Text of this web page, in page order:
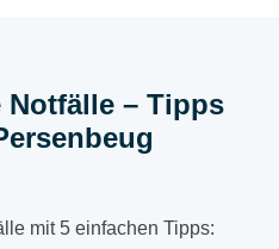
Notfälle – Tipps
mit 5 einfachen Tipps: